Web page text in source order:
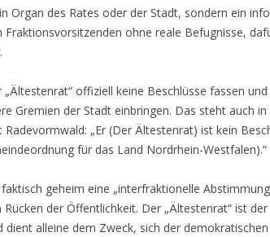
Organ des Rates oder der Stadt, sondern ein
ohne reale Befugnisse,
offiziell keine Beschlüsse fassen
Gremien der Stadt einbringen. Das steht auch in
Radevormwald: „Er (Der Ältestenrat) ist kein
für das Land Nordrhein-Westfalen).“
geheim eine „interfraktionelle
der Öffentlichkeit. Der „Ältestenrat“ ist
dient alleine dem Zweck, sich der